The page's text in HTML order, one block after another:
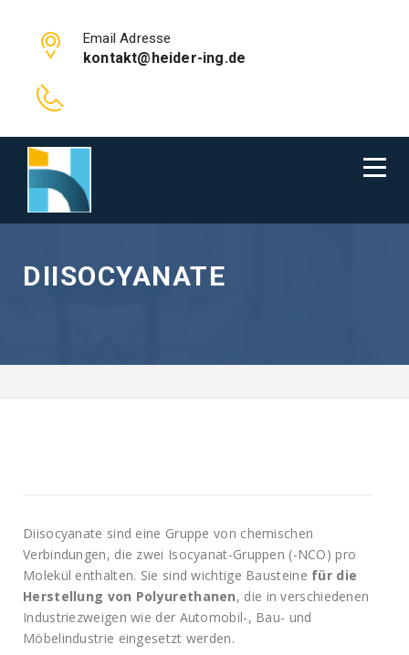
Email Adresse
kontakt@heider-ing.de
DIISOCYANATE
Diisocyanate sind eine Gruppe von chemischen
Verbindungen, die zwei Isocyanat-Gruppen (-NCO) pro
Molekül enthalten. Sie sind wichtige Bausteine für die
Herstellung von Polyurethanen, die in verschiedenen
Industriezweigen wie der Automobil-, Bau- und
Möbelindustrie eingesetzt werden.